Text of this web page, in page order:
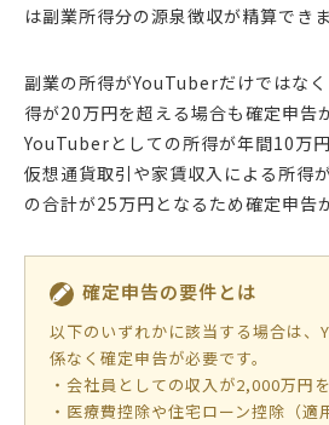
は副業所得分の源泉徴収が精算できま
副業の所得がYouTuberだけではな
得が20万円を超える場合も確定申告
YouTuberとしての所得が年間10万
仮想通貨取引や家賃収入による所得
の合計が25万円となるため確定申告
確定申告の要件とは
以下のいずれかに該当する場合は、
係なく確定申告が必要です。
・会社員としての収入が2,000万円
・医療費控除や住宅ローン控除（適